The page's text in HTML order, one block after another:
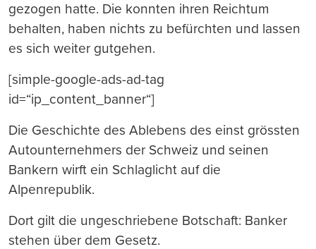
gezogen hatte. Die konnten ihren Reichtum
behalten, haben nichts zu befürchten und lassen
es sich weiter gutgehen.
[simple-google-ads-ad-tag
id=“ip_content_banner“]
Die Geschichte des Ablebens des einst grössten
Autounternehmers der Schweiz und seinen
Bankern wirft ein Schlaglicht auf die
Alpenrepublik.
Dort gilt die ungeschriebene Botschaft: Banker
stehen über dem Gesetz.